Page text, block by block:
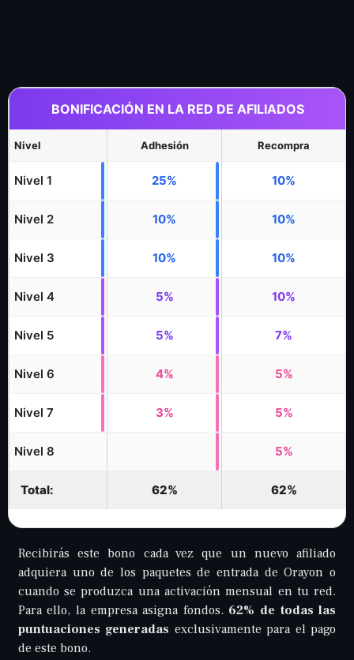
BONIFICACIÓN EN LA RED DE AFILIADOS
Nivel Adhesión Recompra
Nivel 1 25% 10%
Nivel 2 10% 10%
Nivel 3 10% 10%
Nivel 4 5% 10%
Nivel 5 5% 7%
Nivel 6 4% 5%
Nivel 7 3% 5%
Nivel 8 5%
Total: 62% 62%
Recibirás este bono cada vez que un nuevo afiliado
adquiera uno de los paquetes de entrada de Orayon o
cuando se produzca una activación mensual en tu red.
Para ello, la empresa asigna fondos. 62% de todas las
puntuaciones generadas exclusivamente para el pago
de este bono.